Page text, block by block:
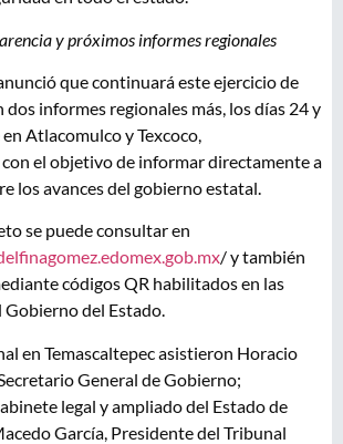
y próximos informes regionales
que continuará este ejercicio de
informes regionales más, los días 24 y
Atlacomulco y Texcoco,
el objetivo de informar directamente a
los avances del gobierno estatal.
se puede consultar en
/ y también
códigos QR habilitados en las
Gobierno del Estado.
en Temascaltepec asistieron Horacio
General de Gobierno;
legal y ampliado del Estado de
García, Presidente del Tribunal